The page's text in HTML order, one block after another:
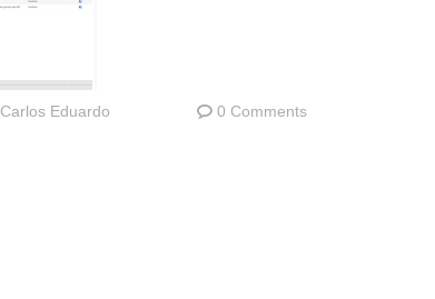
Carlos Eduardo 0 Comments